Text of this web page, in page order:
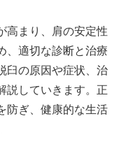
高まり、肩の安定性
、適切な診断と治療
臼の原因や症状、治
説していきます。正
防ぎ、健康的な生活